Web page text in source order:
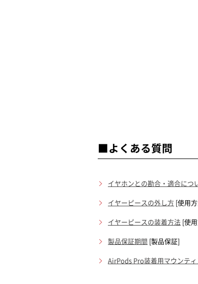
■よくある質問
イヤホンとの勘合・適合につ
イヤーピースの外し方 [使用
イヤーピースの装着方法 [使
製品保証期間 [製品保証]
AirPods Pro装着用マウンテ